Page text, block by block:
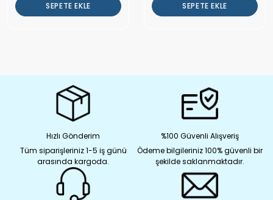
SEPETE EKLE SEPETE EKLE
Hızlı Gönderim
Tüm siparişleriniz 1-5 iş günü
arasında kargoda.
%100 Güvenli Alışveriş
Ödeme bilgileriniz 100% güvenli bir
şekilde saklanmaktadır.